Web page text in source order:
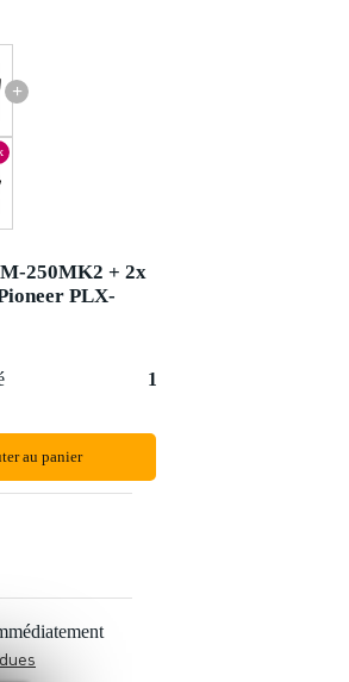
+
250MK2 + 2x
PLX-
1 897 €
au panier